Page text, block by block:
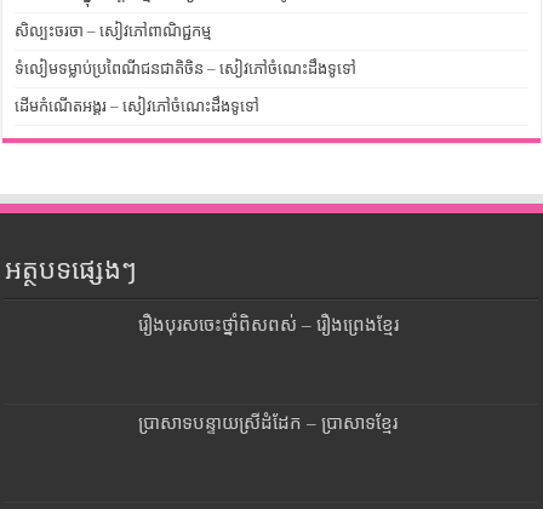
សិល្បះចរចា – សៀវភៅពាណិជ្ជកម្ម
ទំលៀមទម្លាប់ប្រពៃណីជនជាតិចិន – សៀវភៅចំណេះដឹងទូទៅ
ដើមកំណើតអង្គរ – សៀវភៅចំណេះដឹងទូទៅ
អត្ថបទផ្សេងៗ
រឿងបុរសចេះថ្នាំពិសពស់ – រឿងព្រេងខ្មែរ
ប្រាសាទបន្ទាយស្រីដំដែក – ប្រាសាទខ្មែរ